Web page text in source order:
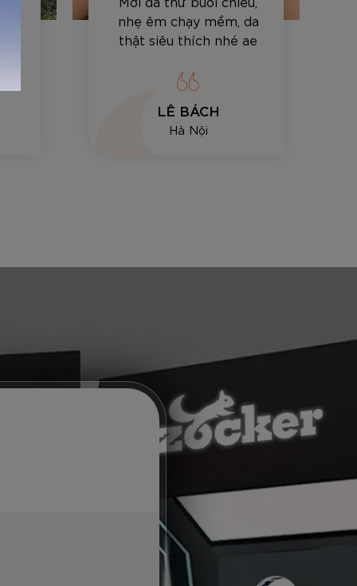
nhẹ êm chạy mềm, da
thật siêu thích nhé ae
LÊ BÁCH
Hà Nội